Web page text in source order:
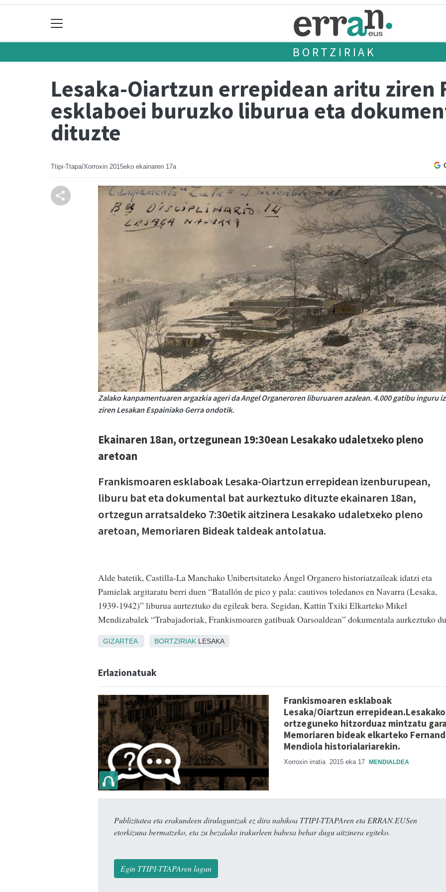
BORTZIRIAK
Lesaka-Oiartzun errepidean aritu ziren
esklaboei buruzko liburua eta
dituzte
Ttipi-Ttapa/Xorroxin 2015eko ekainaren 17a
Zalako kanpamentuaren argazkia ageri da Angel Organeroren liburuaren azalean. 4.000 gatibu inguru
ziren Lesakan Espainiako Gerra ondotik.
Ekainaren 18an, ortzegunean 19:30ean Lesakako udaletxeko pleno
aretoan
Frankismoaren esklaboak Lesaka-Oiartzun errepidean izenburupean,
liburu bat eta dokumental bat aurkeztuko dituzte ekainaren 18an,
ortzegun arratsaldeko 7:30etik aitzinera Lesakako udaletxeko pleno
aretoan, Memoriaren Bideak taldeak antolatua.
Alde batetik, Castilla-La Manchako Unibertsitateko Ángel Organero historiatzaileak idatzi eta
Pamielak argitaratu berri duen “Batallón de pico y pala: cautivos toledanos en Navarra (Lesaka,
1939-1942)” liburua aurteztuko du egileak bera. Segidan, Kattin Txiki Elkarteko Mikel
Mendizabalek “Trabajadoriak, Frankismoaren gatibuak Oarsoaldean” dokumentala aurkeztuko
GIZARTEA BORTZIRIAK LESAKA
Erlazionatuak
Frankismoaren esklaboak
Lesaka/Oiartzun errepidean.Lesakako
ortzeguneko hitzorduaz mintzatu
Memoriaren bideak elkarteko
Mendiola historialariarekin.
Xorroxin irratia 2015 eka 17 MENDIALDEA
Publizitatea eta erakundeen dirulaguntzak ez dira nahikoa TTIPI-TTAPAren eta ERRAN.EUSen
etorkizuna bermatzeko, eta zu bezalako irakurleen babesa behar dugu aitzinera egiteko.
Egin TTIPI-TTAPAren lagun